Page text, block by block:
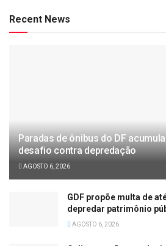
Recent News
Paradas de ônibus do DF
desafio contra depredação
AGOSTO 6, 2026
GDF propõe multa de
depredar patrimônio
AGOSTO 6, 2026